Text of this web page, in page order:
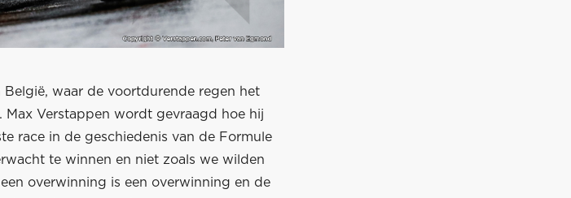
waar de voortdurende regen het
Max Verstappen wordt gevraagd hoe hij
race in de geschiedenis van de Formule
te winnen en niet zoals we wilden
overwinning is een overwinning en de